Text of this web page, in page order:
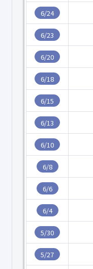
6/24
6/23
6/20
6/18
6/15
6/13
6/10
6/8
6/6
6/4
5/30
5/27